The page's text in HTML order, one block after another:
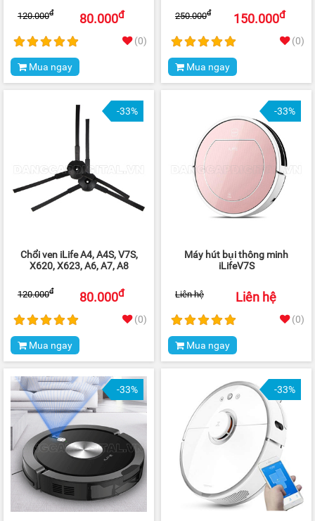
80.000đ
120.000đ
(0)
Mua ngay
150.000đ
250.000đ
(0)
Mua ngay
-33%
Chổi ven iLife A4, A4S, V7S,
X620, X623, A6, A7, A8
80.000đ
120.000đ
(0)
Mua ngay
-33%
Máy hút bụi thông minh
iLifeV7S
Liên hệ
Liên hệ
(0)
Mua ngay
-33% -33%